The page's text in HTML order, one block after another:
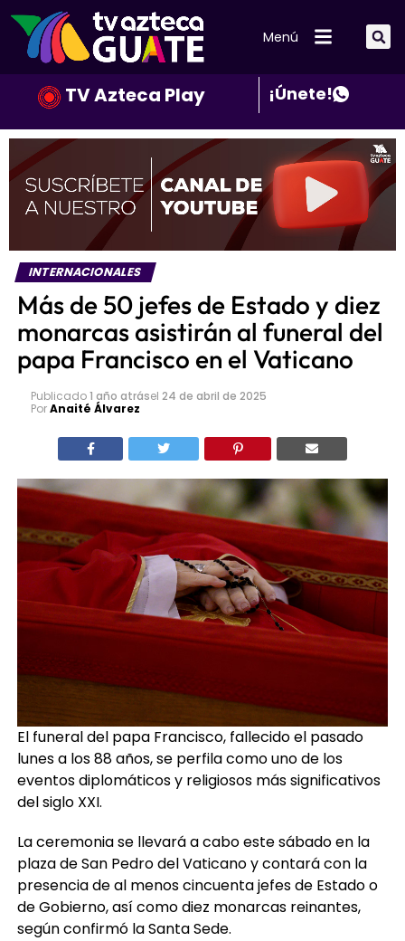
Menú
TV Azteca Play ¡Únete!
INTERNACIONALES
Más de 50 jefes de Estado y diez
monarcas asistirán al funeral del
papa Francisco en el Vaticano
Publicado1 año atrásel 24 de abril de 2025
PorAnaité Álvarez
El funeral del papa Francisco, fallecido el pasado
lunes a los 88 años, se perfila como uno de los
eventos diplomáticos y religiosos más significativos
del siglo XXI.
La ceremonia se llevará a cabo este sábado en la
plaza de San Pedro del Vaticano y contará con la
presencia de al menos cincuenta jefes de Estado o
de Gobierno, así como diez monarcas reinantes,
según confirmó la Santa Sede.